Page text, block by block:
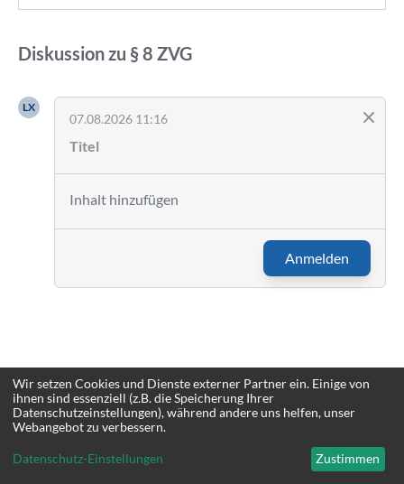
Diskussion zu § 8 ZVG
LX
07.08.2026 11:16
Anmelden
Wir setzen Cookies und Dienste externer Partner ein. Einige von
ihnen sind essenziell (z.B. die Speicherung Ihrer
Datenschutzeinstellungen), während andere uns helfen, unser
Webangebot zu verbessern.
Datenschutz-Einstellungen Zustimmen